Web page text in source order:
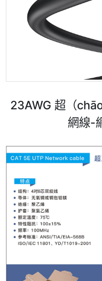
23AWG 超（
網線-